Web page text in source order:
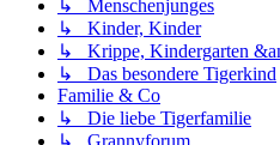
↳ Menschenjunges
↳ Kinder, Kinder
↳ Krippe, Kindergarten
↳ Das besondere Tigerkind
Familie & Co
↳ Die liebe Tigerfamilie